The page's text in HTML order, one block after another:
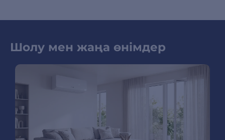
Шолу мен жаңа өнімдер